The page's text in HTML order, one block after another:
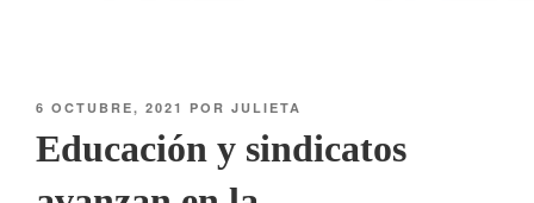
6 OCTUBRE, 2021 POR JULIETA
Educación y sindicatos